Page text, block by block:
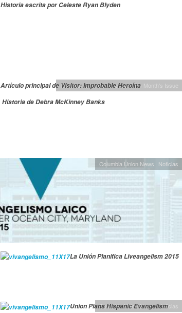
Historia escrita porCeleste Ryan Blyden
Noticias Ohio Conference This Month's Issue
Artículo principal de Visitor: Improbable Heroína
Historia de Debra McKinney Banks
Columbia Union News Noticias
La Unión Planifica Liveangelism 2015
Columbia Union News Noticias
Union Plans Hispanic Evangelism